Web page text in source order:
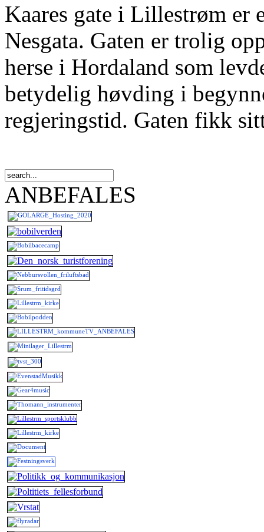
Kaares gate i Lillestrøm er
Nesgata. Gaten er trolig
herse i Hordaland som
betydelig høvding i
regjeringstid. Gaten fikk
ANBEFALES